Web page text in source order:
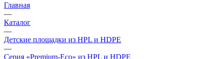
Главная
—
Каталог
—
Детские площадки из HPL и HDPE
—
Серия «Premium-Eco» из HPL и HDPE